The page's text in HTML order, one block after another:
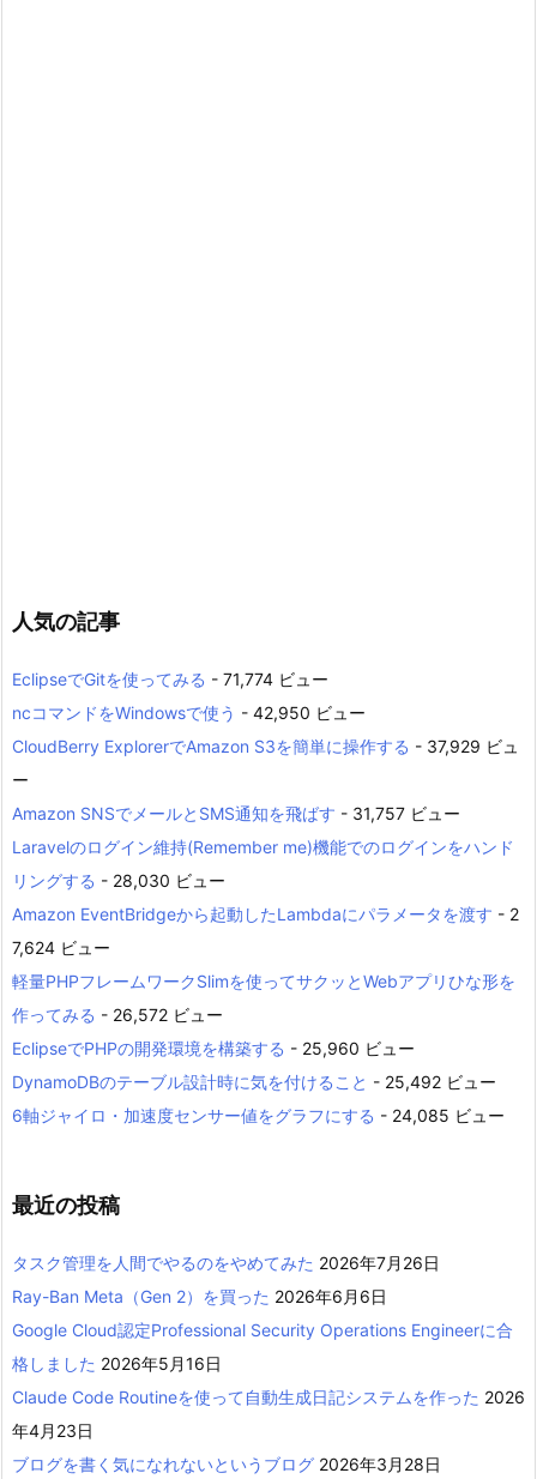
人気の記事
EclipseでGitを使ってみる - 71,774 ビュー
ncコマンドをWindowsで使う - 42,950 ビュー
CloudBerry ExplorerでAmazon S3を簡単に操作する - 37,929 ビュ
ー
Amazon SNSでメールとSMS通知を飛ばす - 31,757 ビュー
Laravelのログイン維持(Remember me)機能でのログインをハンド
リングする - 28,030 ビュー
Amazon EventBridgeから起動したLambdaにパラメータを渡す - 2
7,624 ビュー
軽量PHPフレームワークSlimを使ってサクッとWebアプリひな形を
作ってみる - 26,572 ビュー
EclipseでPHPの開発環境を構築する - 25,960 ビュー
DynamoDBのテーブル設計時に気を付けること - 25,492 ビュー
6軸ジャイロ・加速度センサー値をグラフにする - 24,085 ビュー
最近の投稿
タスク管理を人間でやるのをやめてみた 2026年7月26日
Ray-Ban Meta（Gen 2）を買った 2026年6月6日
Google Cloud認定Professional Security Operations Engineerに合
格しました 2026年5月16日
Claude Code Routineを使って自動生成日記システムを作った 2026
年4月23日
ブログを書く気になれないというブログ 2026年3月28日